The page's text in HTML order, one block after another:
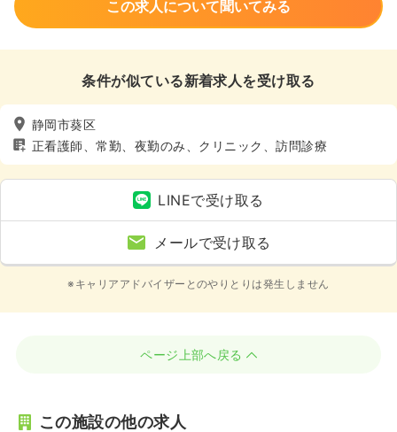
この求人について聞いてみる
条件が似ている新着求人を受け取る
静岡市葵区
正看護師、常勤、夜勤のみ、クリニック、訪問診療
LINEで受け取る
メールで受け取る
※キャリアアドバイザーとのやりとりは発生しません
ページ上部へ戻る
この施設の他の求人